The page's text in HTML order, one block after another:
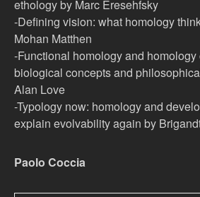
ethology by Marc Eresehfsky
-Defining vision: what homology
Mohan Matthen
-Functional homology and homology
biological concepts and
Alan Love
-Typology now: homology and
explain evolvability again by
Paolo Coccia